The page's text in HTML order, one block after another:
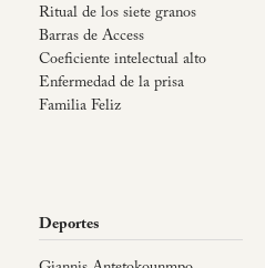
Ritual de los siete granos
Barras de Access
Coeficiente intelectual alto
Enfermedad de la prisa
Familia Feliz
Deportes